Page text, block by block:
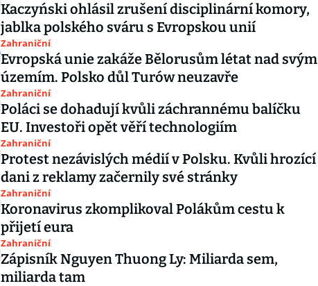
Kaczyński ohlásil zrušení disciplinární komory,
jablka polského sváru s Evropskou unií
Zahraniční
Evropská unie zakáže Bělorusům létat nad svým
územím. Polsko důl Turów neuzavře
Zahraniční
Poláci se dohadují kvůli záchrannému balíčku
EU. Investoři opět věří technologiím
Zahraniční
Protest nezávislých médií v Polsku. Kvůli hrozící
dani z reklamy začernily své stránky
Zahraniční
Koronavirus zkomplikoval Polákům cestu k
přijetí eura
Zahraniční
Zápisník Nguyen Thuong Ly: Miliarda sem,
miliarda tam